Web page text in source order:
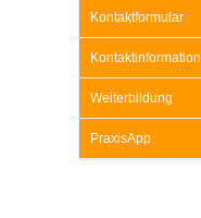
Kontaktformular
Kontaktinformation
Weiterbildung
PraxisApp